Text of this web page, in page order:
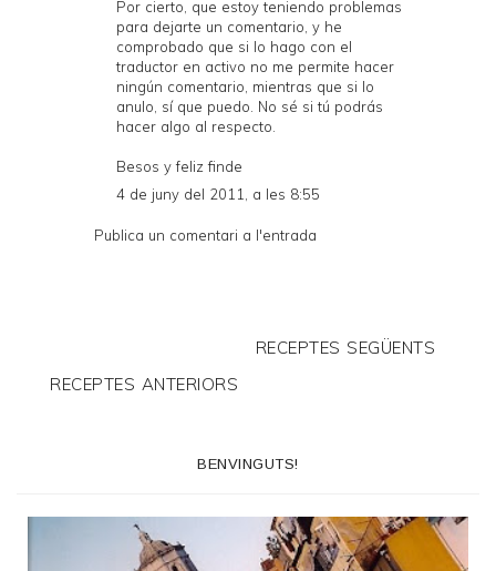
Por cierto, que estoy teniendo problemas
para dejarte un comentario, y he
comprobado que si lo hago con el
traductor en activo no me permite hacer
ningún comentario, mientras que si lo
anulo, sí que puedo. No sé si tú podrás
hacer algo al respecto.
Besos y feliz finde
4 de juny del 2011, a les 8:55
Publica un comentari a l'entrada
RECEPTES SEGÜENTS
RECEPTES ANTERIORS
BENVINGUTS!